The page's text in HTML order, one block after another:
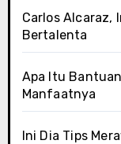
Carlos Alcaraz,
Bertalenta
Apa Itu
Manfaatnya
Ini Dia Tips